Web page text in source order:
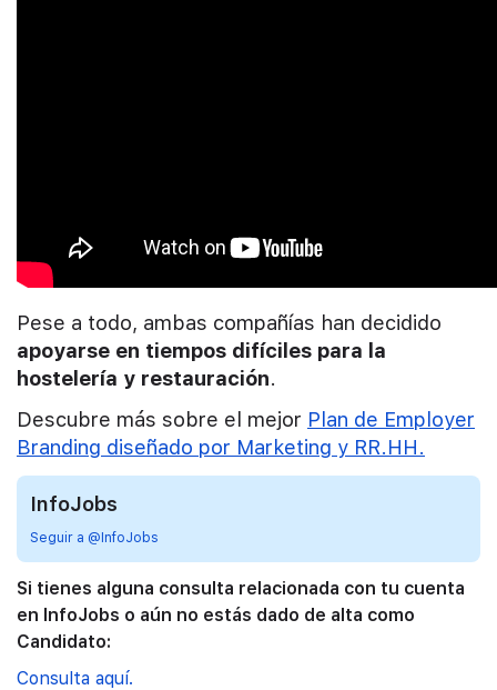
Pese a todo, ambas compañías han decidido
apoyarse en tiempos difíciles para la
hostelería y restauración.
Descubre más sobre el mejor Plan de Employer
Branding diseñado por Marketing y RR.HH.
InfoJobs
Seguir a @InfoJobs
Si tienes alguna consulta relacionada con tu cuenta
en InfoJobs o aún no estás dado de alta como
Candidato:
Consulta aquí.